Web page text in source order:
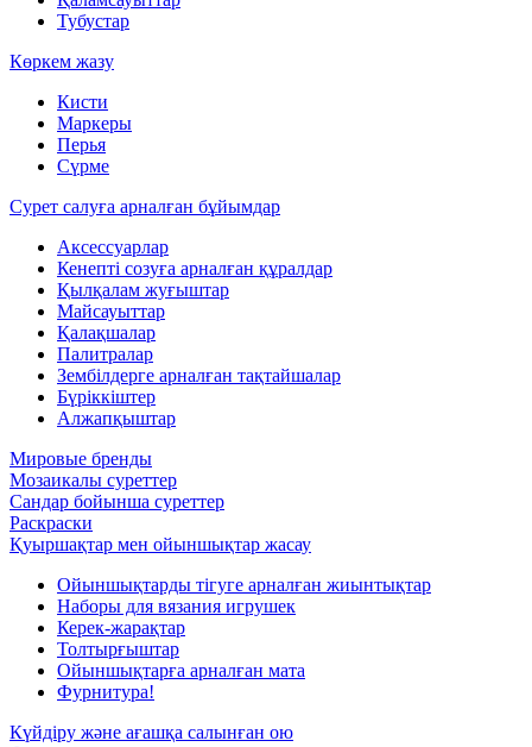
Тубустар
Көркем жазу
Кисти
Маркеры
Перья
Сүрме
Сурет салуға арналған бұйымдар
Аксессуарлар
Кенепті созуға арналған құралдар
Қылқалам жуғыштар
Майсауыттар
Қалақшалар
Палитралар
Зембілдерге арналған тақтайшалар
Бүріккіштер
Алжапқыштар
Мировые бренды
Мозаикалы суреттер
Сандар бойынша суреттер
Раскраски
Қуыршақтар мен ойыншықтар жасау
Ойыншықтарды тігуге арналған жиынтықтар
Наборы для вязания игрушек
Керек-жарақтар
Толтырғыштар
Ойыншықтарға арналған мата
Фурнитура!
Күйдіру және ағашқа салынған ою